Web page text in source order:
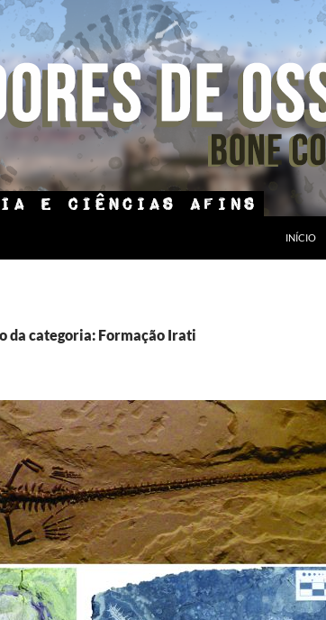
INÍCIO
da categoria: Formação Irati